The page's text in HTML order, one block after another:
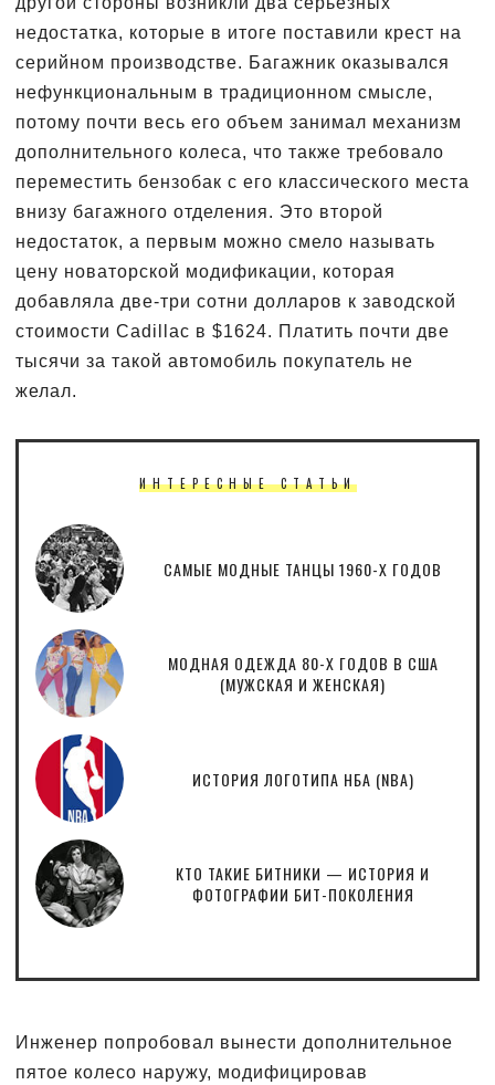
недостатка, которые в итоге поставили крест на
серийном производстве. Багажник оказывался
нефункциональным в традиционном смысле,
потому почти весь его объем занимал механизм
дополнительного колеса, что также требовало
переместить бензобак с его классического места
внизу багажного отделения. Это второй
недостаток, а первым можно смело называть
цену новаторской модификации, которая
добавляла две-три сотни долларов к заводской
стоимости Cadillac в $1624. Платить почти две
тысячи за такой автомобиль покупатель не
желал.
ИНТЕРЕСНЫЕ СТАТЬИ
САМЫЕ МОДНЫЕ ТАНЦЫ 1960-Х ГОДОВ
МОДНАЯ ОДЕЖДА 80-Х ГОДОВ В США
(МУЖСКАЯ И ЖЕНСКАЯ)
ИСТОРИЯ ЛОГОТИПА НБА (NBA)
КТО ТАКИЕ БИТНИКИ — ИСТОРИЯ И
ФОТОГРАФИИ БИТ-ПОКОЛЕНИЯ
Инженер попробовал вынести дополнительное
пятое колесо наружу, модифицировав